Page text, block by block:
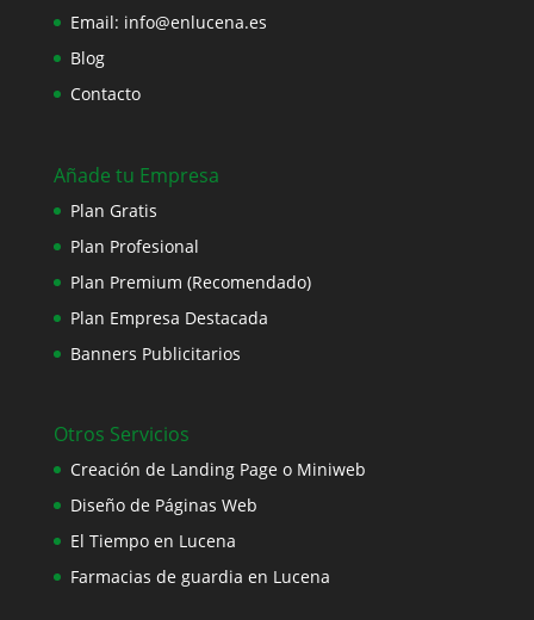
Email: info@enlucena.es
Blog
Contacto
Añade tu Empresa
Plan Gratis
Plan Profesional
Plan Premium (Recomendado)
Plan Empresa Destacada
Banners Publicitarios
Otros Servicios
Creación de Landing Page o Miniweb
Diseño de Páginas Web
El Tiempo en Lucena
Farmacias de guardia en Lucena